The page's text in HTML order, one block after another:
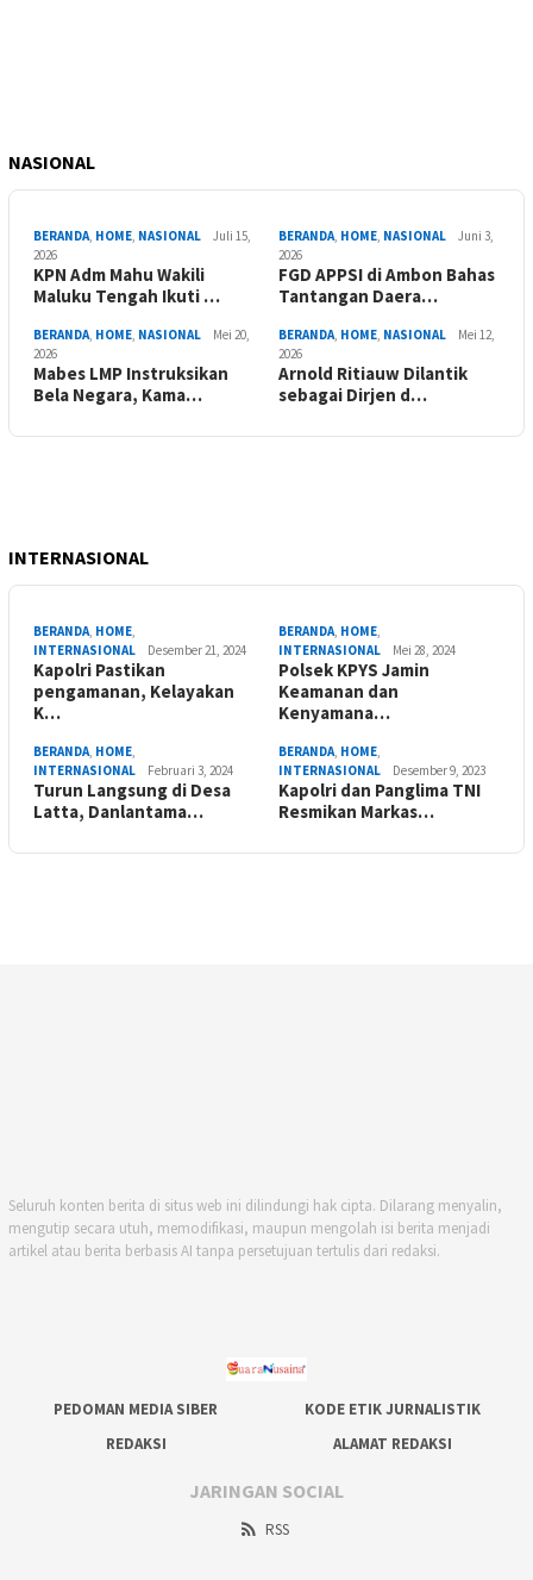
NASIONAL
BERANDA, HOME, NASIONAL
Juli 15,
2026
KPN Adm Mahu Wakili
Maluku Tengah Ikuti …
BERANDA, HOME, NASIONAL
Juni 3,
2026
FGD APPSI di Ambon Bahas
Tantangan Daera…
BERANDA, HOME, NASIONAL
Mei 20,
2026
Mabes LMP Instruksikan
Bela Negara, Kama…
BERANDA, HOME, NASIONAL
Mei 12,
2026
Arnold Ritiauw Dilantik
sebagai Dirjen d…
INTERNASIONAL
BERANDA, HOME,
INTERNASIONAL
Desember 21, 2024
Kapolri Pastikan
pengamanan, Kelayakan
K…
BERANDA, HOME,
INTERNASIONAL
Mei 28, 2024
Polsek KPYS Jamin
Keamanan dan
Kenyamana…
BERANDA, HOME,
INTERNASIONAL
Februari 3, 2024
Turun Langsung di Desa
Latta, Danlantama…
BERANDA, HOME,
INTERNASIONAL
Desember 9, 2023
Kapolri dan Panglima TNI
Resmikan Markas…
Seluruh konten berita di situs web ini dilindungi hak cipta. Dilarang menyalin,
mengutip secara utuh, memodifikasi, maupun mengolah isi berita menjadi
artikel atau berita berbasis AI tanpa persetujuan tertulis dari redaksi.
PEDOMAN MEDIA SIBER
KODE ETIK JURNALISTIK
REDAKSI
ALAMAT REDAKSI
JARINGAN SOCIAL
RSS